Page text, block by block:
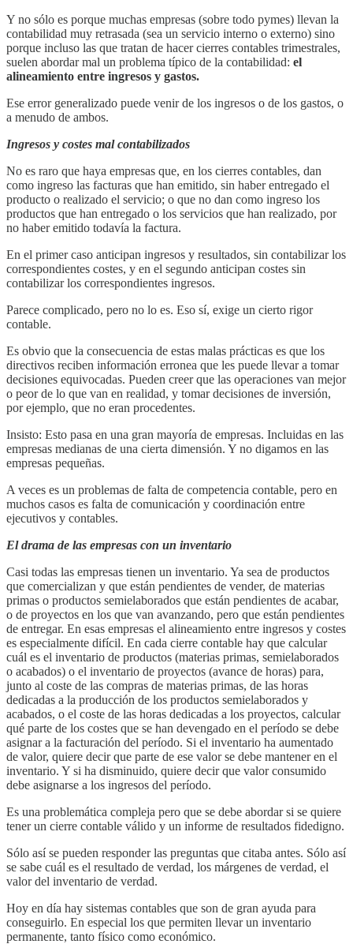
Y no sólo es porque muchas empresas (sobre todo pymes) llevan la
contabilidad muy retrasada (sea un servicio interno o externo) sino
porque incluso las que tratan de hacer cierres contables trimestrales,
suelen abordar mal un problema típico de la contabilidad: el
alineamiento entre ingresos y gastos.
Ese error generalizado puede venir de los ingresos o de los gastos, o
a menudo de ambos.
Ingresos y costes mal contabilizados
No es raro que haya empresas que, en los cierres contables, dan
como ingreso las facturas que han emitido, sin haber entregado el
producto o realizado el servicio; o que no dan como ingreso los
productos que han entregado o los servicios que han realizado, por
no haber emitido todavía la factura.
En el primer caso anticipan ingresos y resultados, sin contabilizar los
correspondientes costes, y en el segundo anticipan costes sin
contabilizar los correspondientes ingresos.
Parece complicado, pero no lo es. Eso sí, exige un cierto rigor
contable.
Es obvio que la consecuencia de estas malas prácticas es que los
directivos reciben información erronea que les puede llevar a tomar
decisiones equivocadas. Pueden creer que las operaciones van mejor
o peor de lo que van en realidad, y tomar decisiones de inversión,
por ejemplo, que no eran procedentes.
Insisto: Esto pasa en una gran mayoría de empresas. Incluidas en las
empresas medianas de una cierta dimensión. Y no digamos en las
empresas pequeñas.
A veces es un problemas de falta de competencia contable, pero en
muchos casos es falta de comunicación y coordinación entre
ejecutivos y contables.
El drama de las empresas con un inventario
Casi todas las empresas tienen un inventario. Ya sea de productos
que comercializan y que están pendientes de vender, de materias
primas o productos semielaborados que están pendientes de acabar,
o de proyectos en los que van avanzando, pero que están pendientes
de entregar. En esas empresas el alineamiento entre ingresos y costes
es especialmente difícil. En cada cierre contable hay que calcular
cuál es el inventario de productos (materias primas, semielaborados
o acabados) o el inventario de proyectos (avance de horas) para,
junto al coste de las compras de materias primas, de las horas
dedicadas a la producción de los productos semielaborados y
acabados, o el coste de las horas dedicadas a los proyectos, calcular
qué parte de los costes que se han devengado en el período se debe
asignar a la facturación del período. Si el inventario ha aumentado
de valor, quiere decir que parte de ese valor se debe mantener en el
inventario. Y si ha disminuido, quiere decir que valor consumido
debe asignarse a los ingresos del período.
Es una problemática compleja pero que se debe abordar si se quiere
tener un cierre contable válido y un informe de resultados fidedigno.
Sólo así se pueden responder las preguntas que citaba antes. Sólo así
se sabe cuál es el resultado de verdad, los márgenes de verdad, el
valor del inventario de verdad.
Hoy en día hay sistemas contables que son de gran ayuda para
conseguirlo. En especial los que permiten llevar un inventario
permanente, tanto físico como económico.